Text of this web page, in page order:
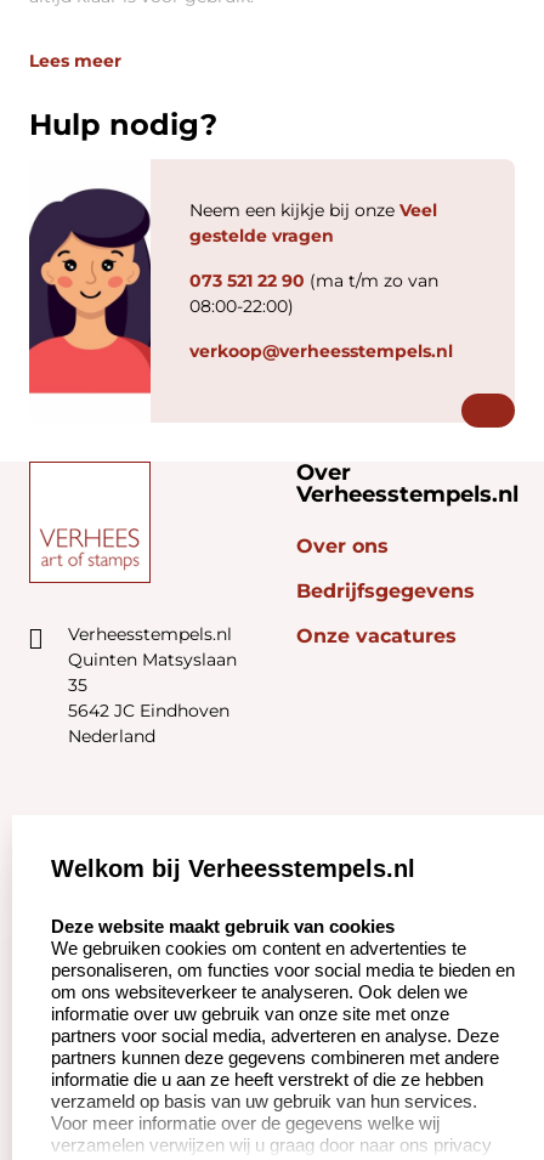
Lees meer
Hulp nodig?
Neem een kijkje bij onze Veel
gestelde vragen
073 521 22 90 (ma t/m zo van
08:00-22:00)
verkoop@verheesstempels.nl
Verheesstempels.nl
Quinten Matsyslaan
35
5642 JC Eindhoven
Nederland
Over
Verheesstempels.nl
Over ons
Bedrijfsgegevens
Onze vacatures
Zakelijk:
Betaling &
Verzending
Wederverkoper
worden
Klantenservice:
Veel gestelde vragen
Herroepingsrecht
Retourneren
Productinformatie:
Welkom bij Verheesstempels.nl
Deze website maakt gebruik van cookies
We gebruiken cookies om content en advertenties te
personaliseren, om functies voor social media te bieden en
om ons websiteverkeer te analyseren. Ook delen we
informatie over uw gebruik van onze site met onze
partners voor social media, adverteren en analyse. Deze
partners kunnen deze gegevens combineren met andere
informatie die u aan ze heeft verstrekt of die ze hebben
verzameld op basis van uw gebruik van hun services.
Voor meer informatie over de gegevens welke wij
verzamelen verwijzen wij u graag door naar ons privacy